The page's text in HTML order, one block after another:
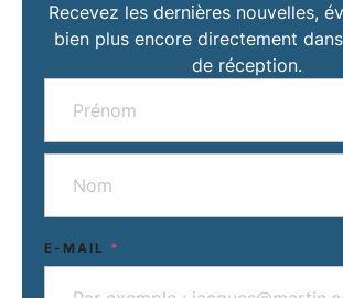
Recevez les dernières nouvelles,
bien plus encore directement
de réception.
E-MAIL *